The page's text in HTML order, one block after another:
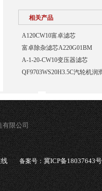
相关产品
A120CW10富卓滤芯
富卓除杂滤芯A220G01BM
A-1-20-CW10变压器滤芯
QF9703WS20H3.5C汽轮机润
有限公司
备案号：冀ICP备18037643